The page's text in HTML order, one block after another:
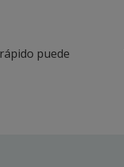
puede